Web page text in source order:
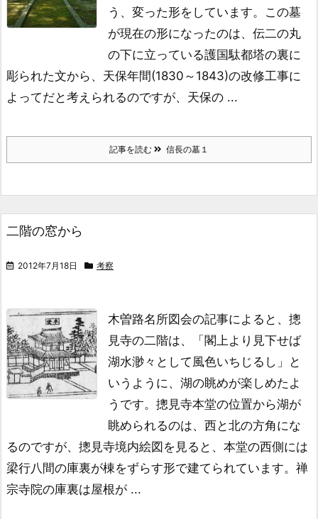
う、 変った形をしています。 この墓
が現在の形になったのは、 伝二の丸
の下に立っている護国駄都塔の裏に
彫られた文から、 天保年間(1830～1843)の改修工事に
よってだと考えられるのですが、 天保の ...
記事を読む 信長の墓１
二階の窓から
2012年7月18日 考察
木曽路名所図会の記事によると、摠
見寺の二階は、
「閣上より見下せば
湖水渺々として風色いちじるし」
と
いうように、湖の眺めが楽しめたよ
うです。 摠見寺本堂の位置から湖が
眺められるのは、 西と北の方角にな
るのですが、 摠見寺境内絵図を見ると、本堂の西側には
梁行八間の庫裏が棟をずらす形で建てられています。 禅
宗寺院の庫裏は屋根が ...